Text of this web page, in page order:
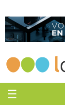
Groep
Groep
☰